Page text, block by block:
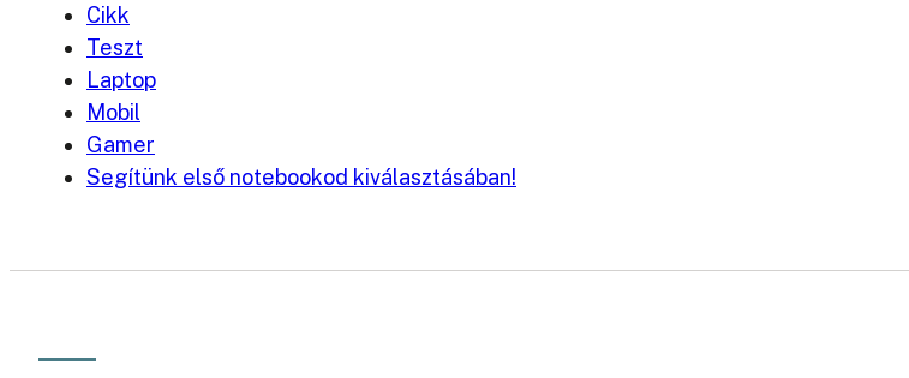
Cikk
Teszt
Laptop
Mobil
Gamer
Segítünk első notebookod kiválasztásában!